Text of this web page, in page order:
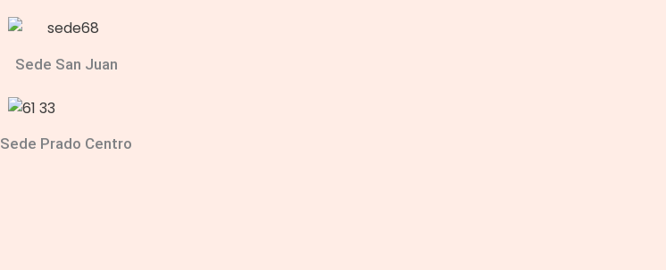
Sede San Juan
Sede Prado Centro